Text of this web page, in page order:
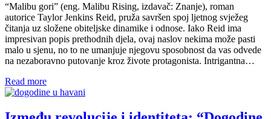
“Malibu gori” (eng. Malibu Rising, izdavač: Znanje), roman
autorice Taylor Jenkins Reid, pruža savršen spoj ljetnog svježeg
čitanja uz složene obiteljske dinamike i odnose. Iako Reid ima
impresivan popis prethodnih djela, ovaj naslov nekima može pasti
malo u sjenu, no to ne umanjuje njegovu sposobnost da vas odvede
na nezaboravno putovanje kroz živote protagonista. Intrigantna…
Read more